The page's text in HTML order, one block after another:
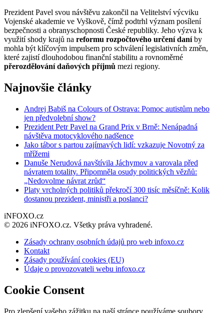
Prezident Pavel svou návštěvu zakončil na Velitelství výcviku
Vojenské akademie ve Vyškově, čímž podtrhl význam posílení
bezpečnosti a obranyschopnosti České republiky. Jeho výzva k
využití shody krajů na reformu rozpočtového určení daníby
mohla být klíčovým impulsem pro schválení legislativních změn,
které zajistí dlouhodobou finanční stabilitu a rovnoměrné
přerozdělování daňových příjmů mezi regiony.
Najnovšie články
Andrej Babiš na Colours of Ostrava: Pomoc autistům nebo
jen předvolební show?
Prezident Petr Pavel na Grand Prix v Brně: Nenápadná
návštěva motocyklového nadšence
Jako tábor s partou zajímavých lidí: vzkazuje Novotný za
mřížemi
Danuše Nerudová navštívila Jáchymov a varovala před
návratem totality. Připomněla osudy politických vězňů:
„Nedovolme návrat zrůd“
Platy vrcholných politiků překročí 300 tisíc měsíčně: Kolik
dostanou prezident, ministři a poslanci?
iNFOXO.cz
© 2026 iNFOXO.cz. Všetky práva vyhradené.
Zásady ochrany osobních údajů pro web infoxo.cz
Kontakt
Zásady používání cookies (EU)
Údaje o provozovateli webu infoxo.cz